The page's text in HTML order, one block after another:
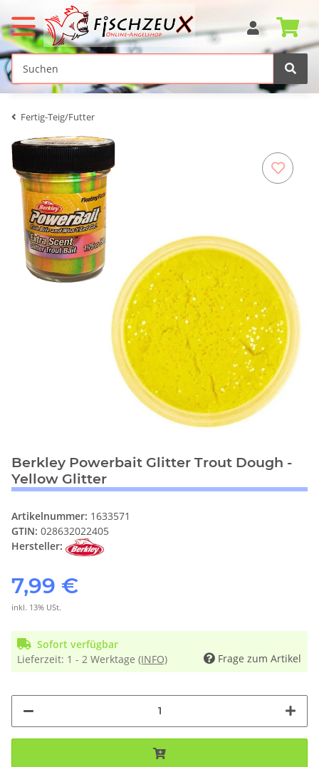
Fertig-Teig/Futter
Berkley Powerbait Glitter Trout Dough -
Yellow Glitter
Artikelnummer: 1633571
GTIN: 028632022405
Hersteller:
7,99 €
inkl. 13% USt.
Sofort verfügbar
Lieferzeit: 1 - 2 Werktage (INFO) Frage zum Artikel